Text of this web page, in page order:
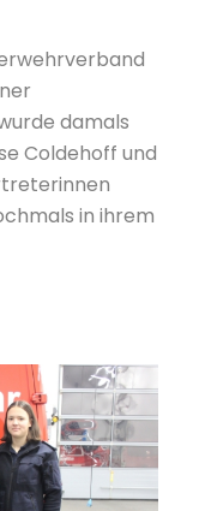
damals
Coldehoff und
in ihrem